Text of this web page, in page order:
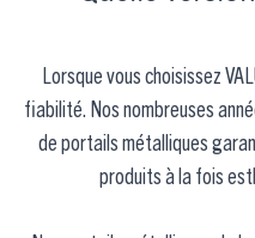
Lorsque vous choisissez
fiabilité. Nos nombreuses
de portails métalliques
produits à la fois